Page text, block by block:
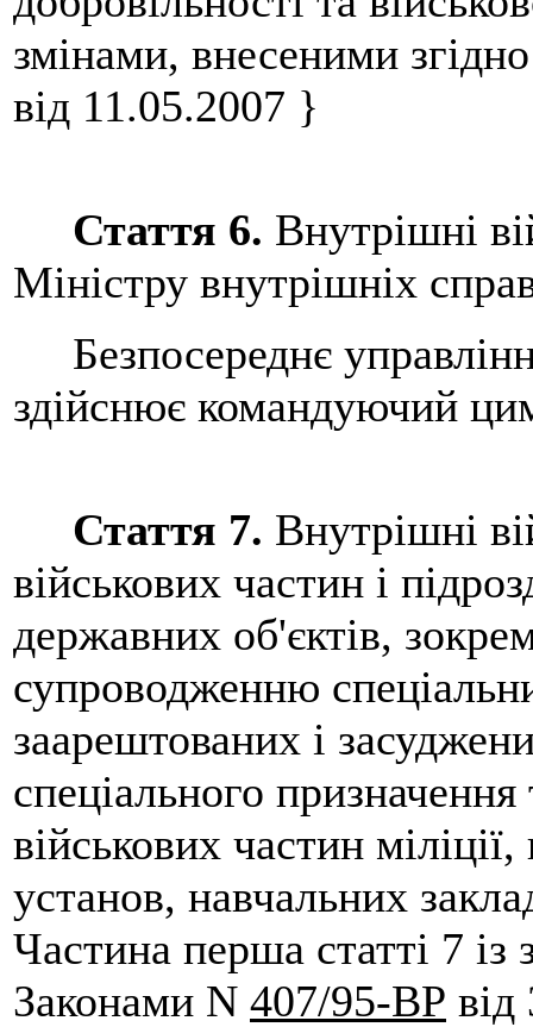
змінами, внесеними
від 11.05.2007 }
Стаття 6. Внутрішні
Міністру внутрішніх
Безпосереднє
здійснює командуючий
Стаття 7. Внутрішні
військових частин і
державних об'єктів,
супроводженню
заарештованих і
спеціального
військових частин міліції,
установ, навчальних
Частина перша статті 7 із
Законами N 407/95-ВР